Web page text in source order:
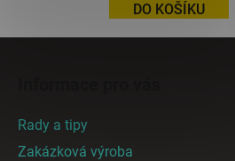
DO KOŠÍKU
Rady a tipy
Zakázková výroba